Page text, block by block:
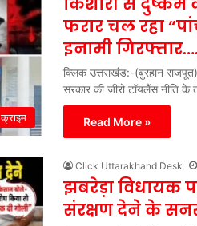
क्राइम
फरार चल रहा
इनामी
क्लिक उत्तराखंड:-(बुरहान
सरकार की जीरो टॉयलैंस नीति
Read More »
Click Uttarakhand Desk
झबरेड़ा विधायक
संरक्षण देने के